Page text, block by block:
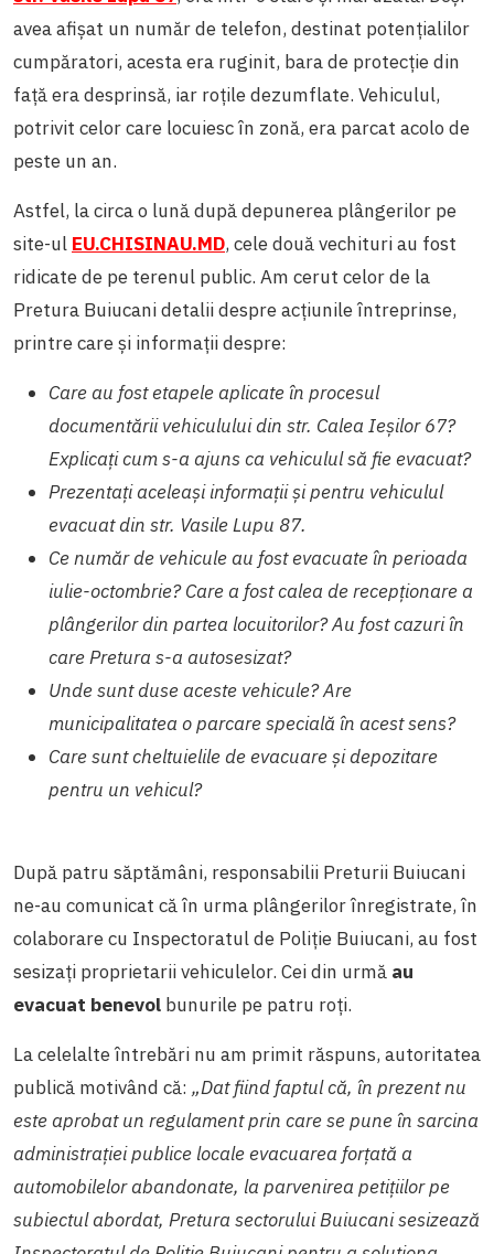
avea afișat un număr de telefon, destinat potențialilor
cumpăratori, acesta era ruginit, bara de protecție din
față era desprinsă, iar roțile dezumflate. Vehiculul,
potrivit celor care locuiesc în zonă, era parcat acolo de
peste un an.
Astfel, la circa o lună după depunerea plângerilor pe
site-ul EU.CHISINAU.MD, cele două vechituri au fost
ridicate de pe terenul public. Am cerut celor de la
Pretura Buiucani detalii despre acțiunile întreprinse,
printre care și informații despre:
Care au fost etapele aplicate în procesul
documentării vehiculului din str. Calea Ieșilor 67?
Explicați cum s-a ajuns ca vehiculul să fie evacuat?
Prezentați aceleași informații și pentru vehiculul
evacuat din str. Vasile Lupu 87.
Ce număr de vehicule au fost evacuate în perioada
iulie-octombrie? Care a fost calea de recepționare a
plângerilor din partea locuitorilor? Au fost cazuri în
care Pretura s-a autosesizat?
Unde sunt duse aceste vehicule? Are
municipalitatea o parcare specială în acest sens?
Care sunt cheltuielile de evacuare și depozitare
pentru un vehicul?
După patru săptămâni, responsabilii Preturii Buiucani
ne-au comunicat că în urma plângerilor înregistrate, în
colaborare cu Inspectoratul de Poliție Buiucani, au fost
sesizați proprietarii vehiculelor. Cei din urmă au
evacuat benevol bunurile pe patru roți.
La celelalte întrebări nu am primit răspuns, autoritatea
publică motivând că: „Dat fiind faptul că, în prezent nu
este aprobat un regulament prin care se pune în sarcina
administrației publice locale evacuarea forțată a
automobilelor abandonate, la parvenirea petițiilor pe
subiectul abordat, Pretura sectorului Buiucani sesizează